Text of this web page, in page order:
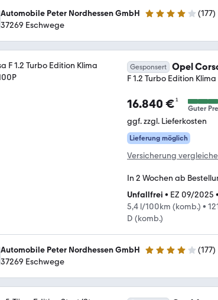
Automobile Peter Nordhessen GmbH 4.2 Sterne (177)
37269 Eschwege
Gesponsert Opel
F 1.2 Turbo Edition
16.840 €¹
Guter
ggf. zzgl. Lieferkosten
Lieferung möglich
Versicherung
In 2 Wochen ab
Unfallfrei • EZ 09/2025 •
5,4 l/100km (komb.) •
D (komb.)
Automobile Peter Nordhessen GmbH 4.2 Sterne (177)
37269 Eschwege